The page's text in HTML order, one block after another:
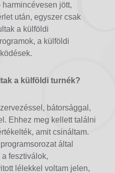
jött,
után, egyszer csak
a külföldi
a külföldi
a külföldi turnék?
bátorsággal,
Ehhez meg kellett találni
amit csináltam.
által
fesztiválok,
lélekkel voltam jelen,